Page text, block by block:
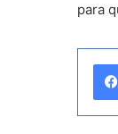
para